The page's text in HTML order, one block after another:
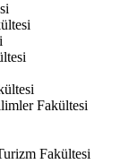
Fakültesi
Fakültesi